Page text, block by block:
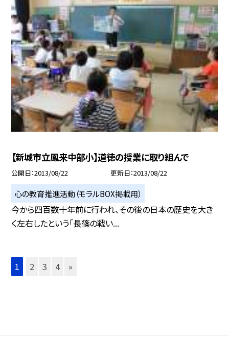
【新城市立鳳来中部小】道徳の授業に取り組んで
公開日 2013/08/22 更新日 2013/08/22
心の教育推進活動（モラルBOX掲載用）
今から四百数十年前に行われ、その後の日本の歴史を大き
く左右したという「長篠の戦い...
1 2 3 4 »